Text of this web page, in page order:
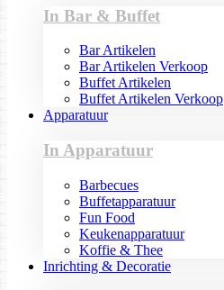
In Bar & Buffet
Bar Artikelen
Bar Artikelen Verkoop
Buffet Artikelen
Buffet Artikelen Verkoop
Apparatuur
In Apparatuur
Barbecues
Buffetapparatuur
Fun Food
Keukenapparatuur
Koffie & Thee
Inrichting & Decoratie